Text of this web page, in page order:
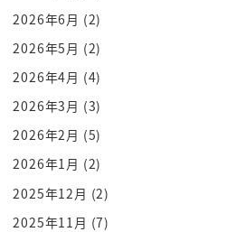
「然後怎麼了？」
「搞什麼 城被奪走了嗎 張飛」
關羽就問「那大哥的夫人們呢」
「被帶走了」
「你真是沒救了」
「不准再喝酒了」
事情變成很大條
「對不起」
2026年6月 (2)
2026年5月 (2)
2026年4月 (4)
2026年3月 (3)
2026年2月 (5)
2026年1月 (2)
2025年12月 (2)
2025年11月 (7)